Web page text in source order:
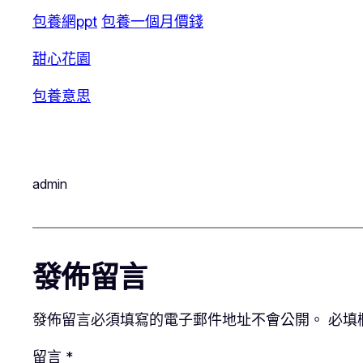
包養網ppt 包養一個月價錢
甜心花園
包養意思
admin
發佈留言
發佈留言必須填寫的電子郵件地址不會公開。 必填
留言 *